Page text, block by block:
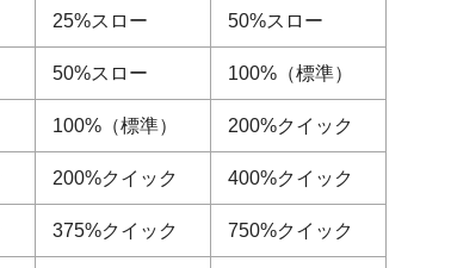
25%スロー 50%スロー
50%スロー 100%（標準）
100%（標準） 200%クイック
200%クイック 400%クイック
375%クイック 750%クイック